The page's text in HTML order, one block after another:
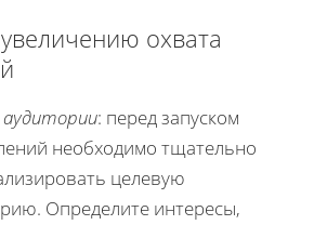
охвата
аудитории: перед запуском
необходимо тщательно
целевую
Определите интересы,